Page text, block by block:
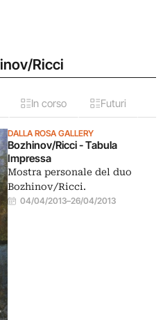
Ricci
In corso Futuri
DALLA ROSA GALLERY
Bozhinov/Ricci - Tabula
Impressa
Mostra personale del duo
Bozhinov/Ricci.
04/04/2013–26/04/2013